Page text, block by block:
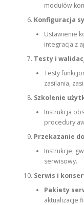
modułów
Konfiguracja
Ustawienie
integracja z
Testy i
Testy
zasilania,
Szkolenie
Instrukcja
procedury
Przekazanie
Instrukcje,
serwisowy.
Serwis i
Pakiety
aktualizacje